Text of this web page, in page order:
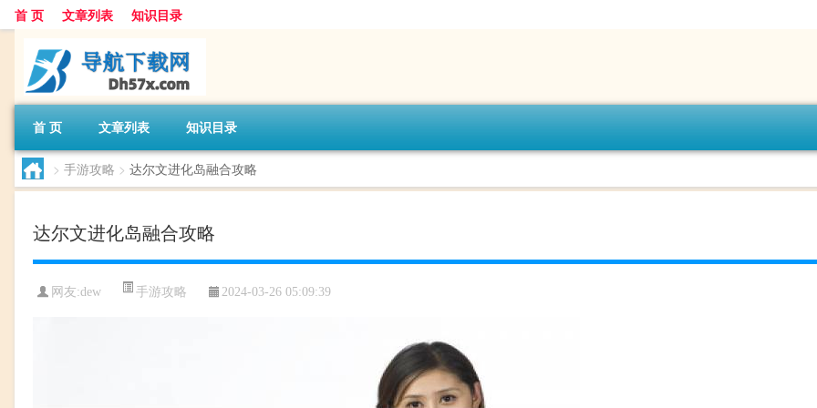
首 页 文章列表 知识目录
首 页 文章列表 知识目录
> 手游攻略 > 达尔文进化岛融合攻略
达尔文进化岛融合攻略
网友:dew 手游攻略 2024-03-26 05:09:39